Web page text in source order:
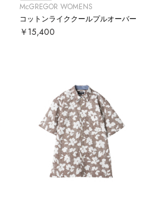
McGREGOR WOMENS
コットンライククールプルオーバー
￥15,400